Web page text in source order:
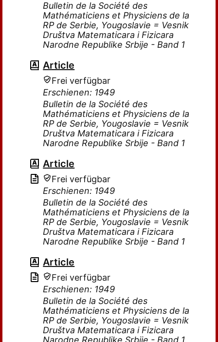
Bulletin de la Société des
Mathématiciens et Physiciens de la
RP de Serbie, Yougoslavie = Vesnik
Društva Matematicara i Fizicara
Narodne Republike Srbije - Band 1
Article
Frei verfügbar
Erschienen: 1949
Bulletin de la Société des
Mathématiciens et Physiciens de la
RP de Serbie, Yougoslavie = Vesnik
Društva Matematicara i Fizicara
Narodne Republike Srbije - Band 1
Article
Frei verfügbar
Erschienen: 1949
Bulletin de la Société des
Mathématiciens et Physiciens de la
RP de Serbie, Yougoslavie = Vesnik
Društva Matematicara i Fizicara
Narodne Republike Srbije - Band 1
Article
Frei verfügbar
Erschienen: 1949
Bulletin de la Société des
Mathématiciens et Physiciens de la
RP de Serbie, Yougoslavie = Vesnik
Društva Matematicara i Fizicara
Narodne Republike Srbije - Band 1